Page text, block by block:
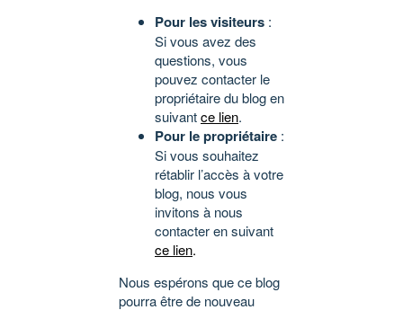
Pour les visiteurs :
Si vous avez des
questions, vous
pouvez contacter le
propriétaire du blog en
suivantce lien.
Pour le propriétaire :
Si vous souhaitez
rétablir l’accès à votre
blog, nous vous
invitons à nous
contacter en suivant
ce lien.
Nous espérons que ce blog
pourra être de nouveau